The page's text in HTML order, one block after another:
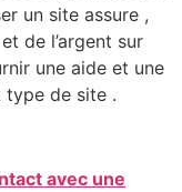
un site assure ,
de l’argent sur
une aide et une
type de site .
avec une